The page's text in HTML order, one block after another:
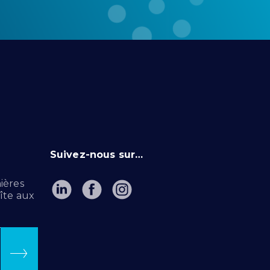
aux
Suivez-nous sur…